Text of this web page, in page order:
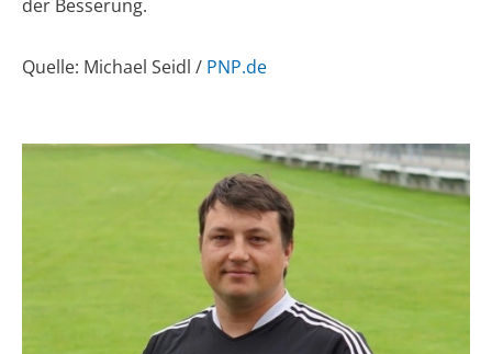
der Besserung.
Quelle: Michael Seidl / PNP.de